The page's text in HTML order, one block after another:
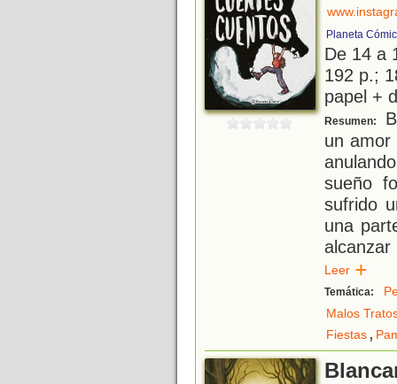
Planeta Cómic
De 14 a
192 p.;
papel +
Resumen:
un
sueño
sufrido
una
Leer
Temática:
Malos
Fiestas,